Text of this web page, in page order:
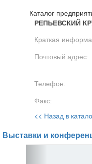
Каталог
РЕПЬЕВСКИЙ
Краткая
Почтовый адрес:
Телефон:
Факс:
<< Назад в
Выставки и